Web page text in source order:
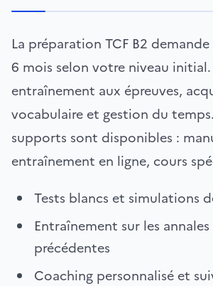
La préparation TCF B2
6 mois selon votre niveau
entraînement aux épreuves,
vocabulaire et gestion du
supports sont disponibles :
entraînement en ligne, cours
Tests blancs et simulations
Entraînement sur les annales
précédentes
Coaching personnalisé et